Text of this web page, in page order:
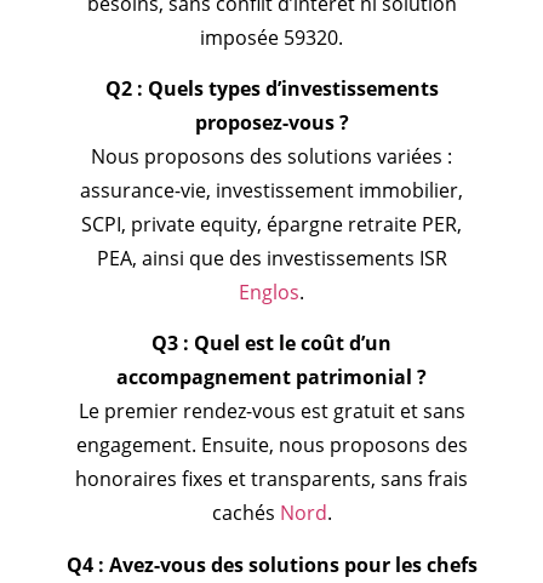
imposée 59320.
Q2 : Quels types d’investissements
proposez-vous ?
Nous proposons des solutions variées :
assurance-vie, investissement immobilier,
SCPI, private equity, épargne retraite PER,
PEA, ainsi que des investissements ISR
Englos.
Q3 : Quel est le coût d’un
accompagnement patrimonial ?
Le premier rendez-vous est gratuit et sans
engagement. Ensuite, nous proposons des
honoraires fixes et transparents, sans frais
cachés Nord.
Q4 : Avez-vous des solutions pour les chefs